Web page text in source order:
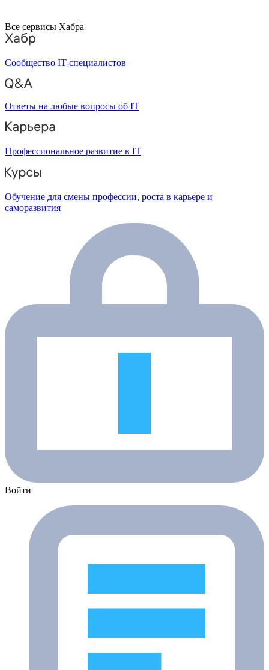
Все сервисы Хабра
Сообщество IT-специалистов
Ответы на любые вопросы об IT
Профессиональное развитие в IT
Обучение для смены профессии, роста в карьере и
саморазвития
Войти